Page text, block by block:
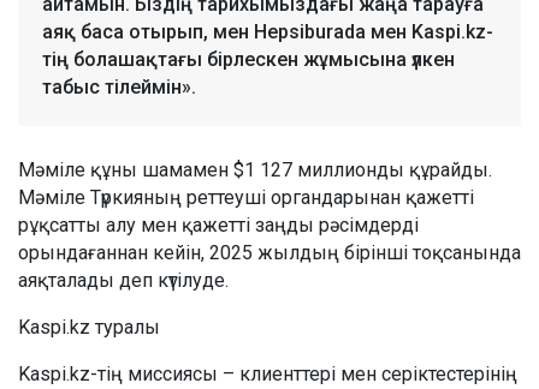
аяқ баса отырып, мен Hepsiburada мен Kaspi.kz-
тің болашақтағы бірлескен жұмысына үлкен
табыс тілеймін».
Мәміле құны шамамен $1 127 миллионды құрайды.
Мәміле Түркияның реттеуші органдарынан қажетті
рұқсатты алу мен қажетті заңды рәсімдерді
орындағаннан кейін, 2025 жылдың бірінші тоқсанында
аяқталады деп күтілуде.
Kaspi.kz туралы
Kaspi.kz-тің миссиясы – клиенттері мен серіктестерінің